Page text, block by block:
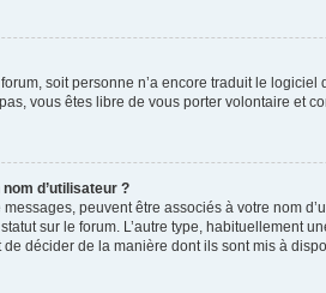
soit personne n’a encore traduit le
vous êtes libre de vous porter volontaire
d’utilisateur ?
peuvent être associés à votre nom
sur le forum. L’autre type, habituellement
de décider de la manière dont ils sont mis à